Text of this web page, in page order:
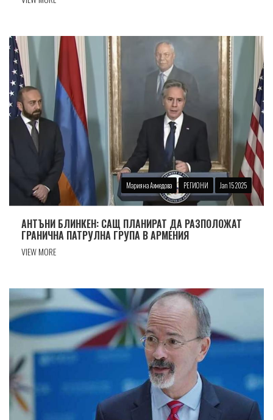
Марияна Ахмедова РЕГИОНИ Jan 15 2025
АНТЪНИ БЛИНКЕН: САЩ ПЛАНИРАТ ДА РАЗПОЛОЖАТ
ГРАНИЧНА ПАТРУЛНА ГРУПА В АРМЕНИЯ
VIEW MORE